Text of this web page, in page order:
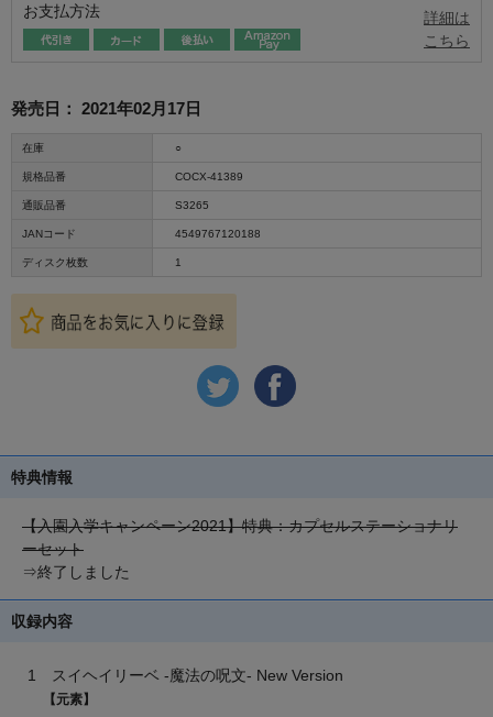
お支払方法
詳細は
こちら
発売日： 2021年02月17日
在庫 ○
規格品番 COCX-41389
通販品番 S3265
JANコード 4549767120188
ディスク枚数 1
特典情報
【入園入学キャンペーン2021】特典：カプセルステーショナリ
ーセット
⇒終了しました
収録内容
1 スイヘイリーベ -魔法の呪文- New Version
【元素】